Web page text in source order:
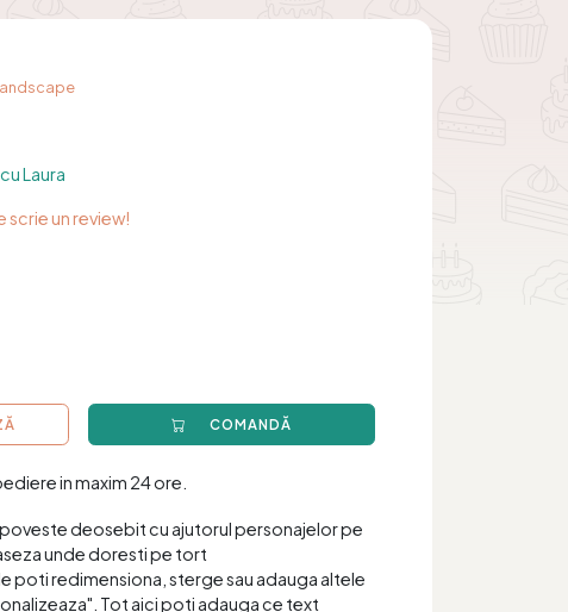
Laura
scrie un review!
COMANDĂ
in maxim 24 ore.
deosebit cu ajutorul personajelor pe
unde doresti pe tort
poti redimensiona, sterge sau adauga altele
Tot aici poti adauga ce text